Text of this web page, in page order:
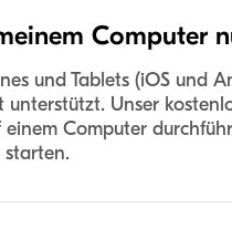
Computer
und Tablets (iOS und
Unser
einem Computer
starten.